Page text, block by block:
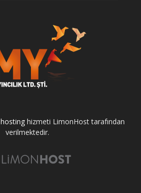
hosting hizmeti LimonHost tarafından
verilmektedir.